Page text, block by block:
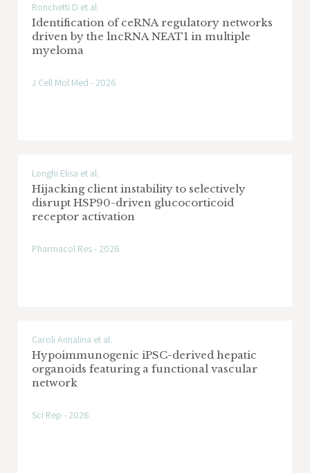
research, and Integrated Approaches of
Precision Medicine
Ente Finanziatore: Ministero dell’Università e
Exploitingthe therapeutic efficacy of
eribulin in leiomyosarcoma through a
better knowledge of its mechanism of
Ente Finanziatore: Sarcoma Foundation of
A platformof patients-derived models to
find the best ERK inhibitor-based
combinations inLKB1 mutated NSCLCs
Ente Finanziatore: Associazione Italiana per
Ronchetti D et al.
Identification of ceRNA regulatory networks
driven by the lncRNA NEAT1 in multiple
myeloma
J Cell Mol Med - 2026
Longhi Elisa et al.
Hijacking client instability to selectively
disrupt HSP90-driven glucocorticoid
receptor activation
Pharmacol Res - 2026
Caroli Annalina et al.
Hypoimmunogenic iPSC-derived hepatic
organoids featuring a functional vascular
network
Sci Rep - 2026